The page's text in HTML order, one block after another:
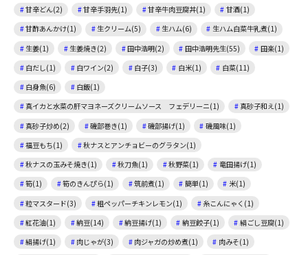
甘辛どん(2)
甘辛手羽先(1) 甘辛牛肉豆腐丼(1)
甘酒(1)
甘酢あんかけ(1)
生クリーム(5) 生ハム(6)
生ハム白菜牛乳煮(1)
生姜(1)
生姜焼き(2) 田中浩明(2) 田中浩明先生(55)
田楽(1)
白だし(1)
白ワイン(2) 白子(3) 白米(1)
白菜(11)
白身魚(6)
白飯(1)
真イカと水菜の肝マヨネーズクリームソース フェデリーニ(1)
真砂子和え(1)
真砂子炒め(2)
磯部巻き(1) 磯部揚げ(1)
磯風味(1)
福豆もち(1)
秋ナスとアンチョビーのグラタン(1)
秋ナスの玉みそ焼き(1)
秋刀魚(1) 秋野菜(1)
竜田揚げ(1)
筍(1)
筍のきんぴら(1) 筑前煮(1) 簡単(1)
米(1)
粒マスタード(3)
粗ペッパーチキンレモン(1)
糸こんにゃく(1)
紅花油(1)
納豆(14) 納豆揚げ(1) 納豆餃子(1)
絹ごし豆腐(1)
絹揚げ(1)
肉じゃが(3) 肉ジャガの炒め煮(1)
肉みそ(1)